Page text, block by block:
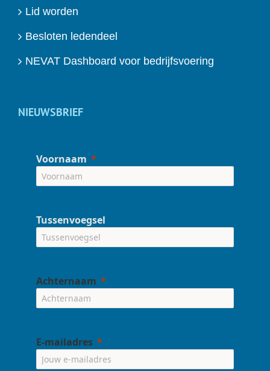
Lid worden
Besloten ledendeel
NEVAT Dashboard voor bedrijfsvoering
NIEUWSBRIEF
Voornaam
Tussenvoegsel
Achternaam
E-mailadres